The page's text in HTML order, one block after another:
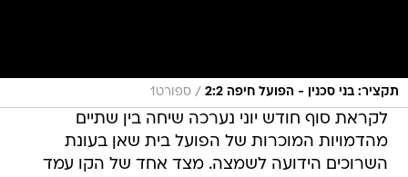
תקציר: בני סכנין - הפועל חיפה 2:2 / ספורט1
לקראת סוף חודש יוני נערכה שיחה בין שתיים
מהדמויות המוכרות של הפועל בית שאן בעונת
השרוכים הידועה לשמצה. מצד אחד של הקו עמד